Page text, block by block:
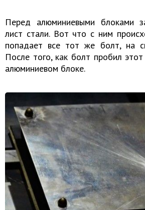
Перед алюминиевыми блоками
лист стали. Вот что с ним
попадает все тот же болт, на
После того, как болт пробил
алюминиевом блоке.